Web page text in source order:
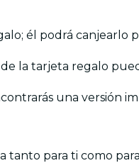
él podrá canjearlo
la tarjeta regalo
una versión
tanto para ti como